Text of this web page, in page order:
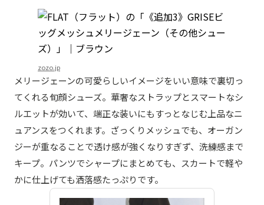
zozo.jp
メリージェーンの可愛らしいイメージをいい意味で裏切っ
てくれる旬顔シューズ。華奢なストラップとスマートなシ
ルエットが効いて、端正な装いにもすっとなじむ上品なニ
ュアンスをつくれます。ざっくりメッシュでも、オーガン
ジーが重なることで透け感が強くなりすぎず、洗練感まで
キープ。パンツでシャープにまとめても、スカートで軽や
かに仕上げても洒落感たっぷりです。